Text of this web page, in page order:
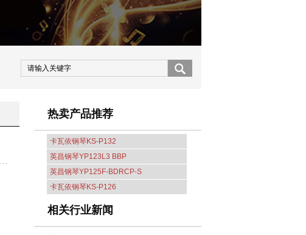
热卖产品推荐
卡瓦依钢琴KS-P132
英昌钢琴YP123L3 BBP
英昌钢琴YP125F-BDRCP-S
卡瓦依钢琴KS-P126
相关行业新闻